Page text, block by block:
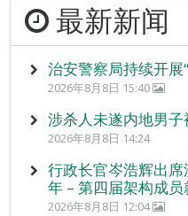
最新新闻
治安警察局持续开展
2026年8月8日 15:40
涉杀人未遂内地男子
2026年8月8日 14:24
行政长官岑浩辉出
年 – 第四届架构成员
2026年8月8日 12:04